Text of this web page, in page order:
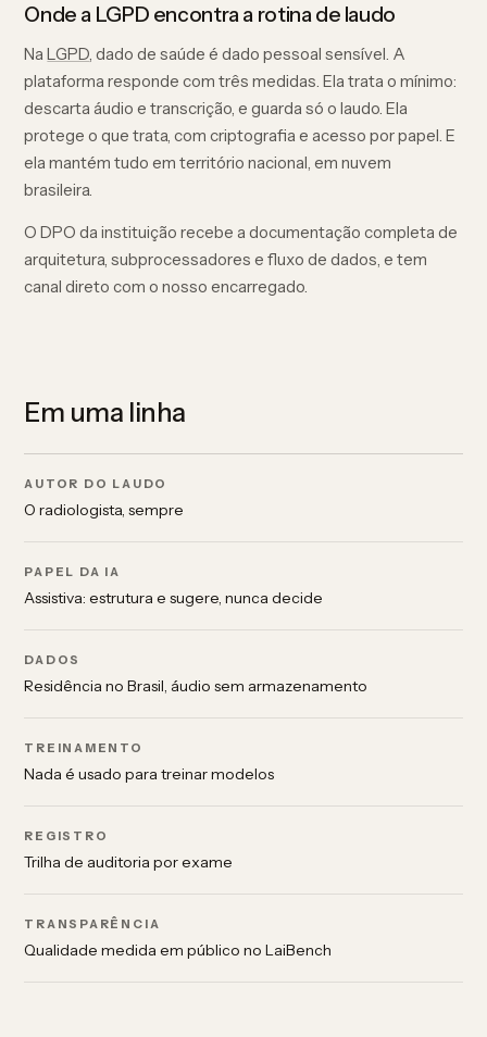
Onde a LGPD encontra a rotina de laudo
NaLGPD, dado de saúde é dado pessoal sensível. A
plataforma responde com três medidas. Ela trata o mínimo:
descarta áudio e transcrição, e guarda só o laudo. Ela
protege o que trata, com criptografia e acesso por papel. E
ela mantém tudo em território nacional, em nuvem
brasileira.
O DPO da instituição recebe a documentação completa de
arquitetura, subprocessadores e fluxo de dados, e tem
canal direto com o nosso encarregado.
Em uma linha
AUTOR DO LAUDO
O radiologista, sempre
PAPEL DA IA
Assistiva: estrutura e sugere, nunca decide
DADOS
Residência no Brasil, áudio sem armazenamento
TREINAMENTO
Nada é usado para treinar modelos
REGISTRO
Trilha de auditoria por exame
TRANSPARÊNCIA
Qualidade medida em público no LaiBench